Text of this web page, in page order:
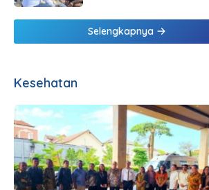
Selengkapnya
Kesehatan